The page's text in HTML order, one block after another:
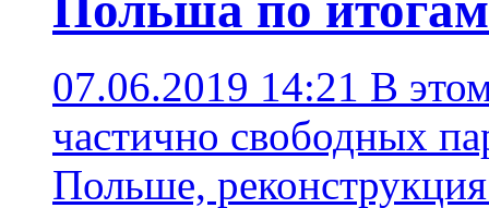
07.06.2019 14:21 В
частично свободных
Польше,